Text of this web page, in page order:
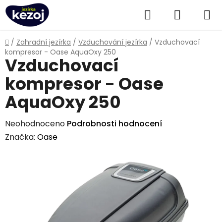
Přejít
na
obsah
Hledat
KOŠÍK
Domů
/ Zahradní jezírka / Vzduchování jezírka / Vzduchovací
kompresor - Oase AquaOxy 250
Vzduchovací
kompresor - Oase
AquaOxy 250
Průměrné
hodnocení
Neohodnoceno Podrobnosti hodnocení
Značka: Oase